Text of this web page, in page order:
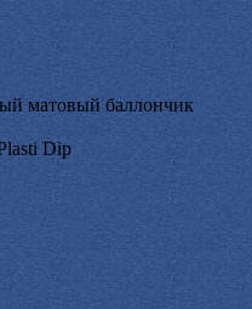
матовый баллончик
Dip